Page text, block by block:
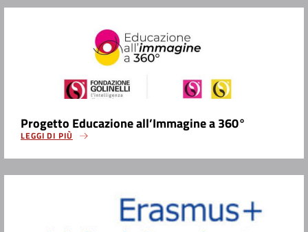
Progetto Educazione all’Immagine a 360°
LEGGI DI PIÙ